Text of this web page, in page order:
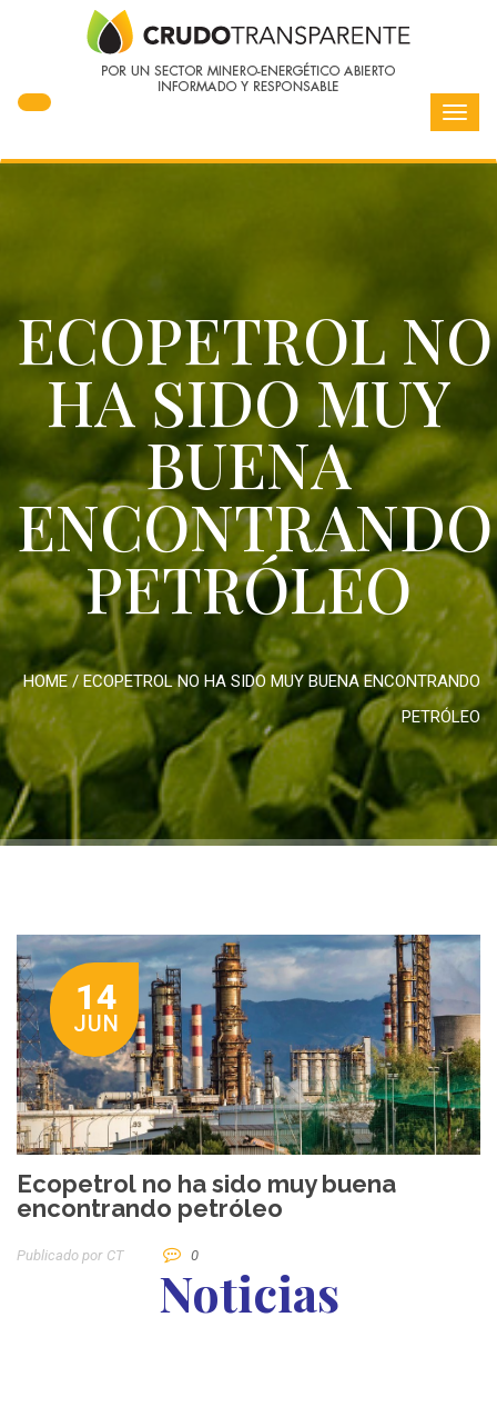
ECOPETROL NO
HA SIDO MUY
BUENA
ENCONTRANDO
PETRÓLEO
HOME/ECOPETROL NO HA SIDO MUY BUENA ENCONTRANDO
PETRÓLEO
14
JUN
Ecopetrol no ha sido muy buena
encontrando petróleo
Publicado por CT 0
Noticias